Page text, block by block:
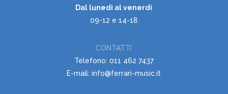
Dal lunedì al venerdì
09-12 e 14-18
CONTATTI
Telefono: 011 462 7437
E-mail: info@ferrari-music.it